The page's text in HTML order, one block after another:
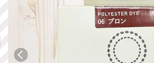
前へ